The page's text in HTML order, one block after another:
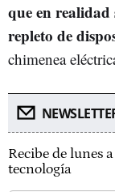
que en realidad
repleto de
chimenea
Recibe de lunes
tecnología